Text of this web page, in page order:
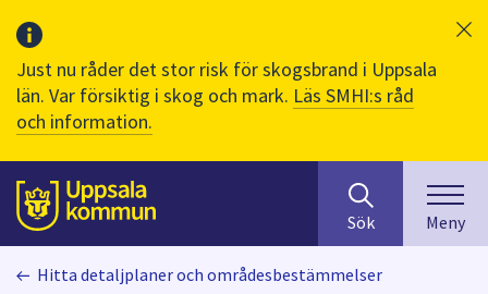
Just nu råder det stor risk för skogsbrand i Uppsala
län. Var försiktig i skog och mark. Läs SMHI:s råd
och information.
Till sidans
huvudinnehåll
efter
innehåll
på
webbplatsen.
Sök Meny
Hitta detaljplaner och områdesbestämmelser